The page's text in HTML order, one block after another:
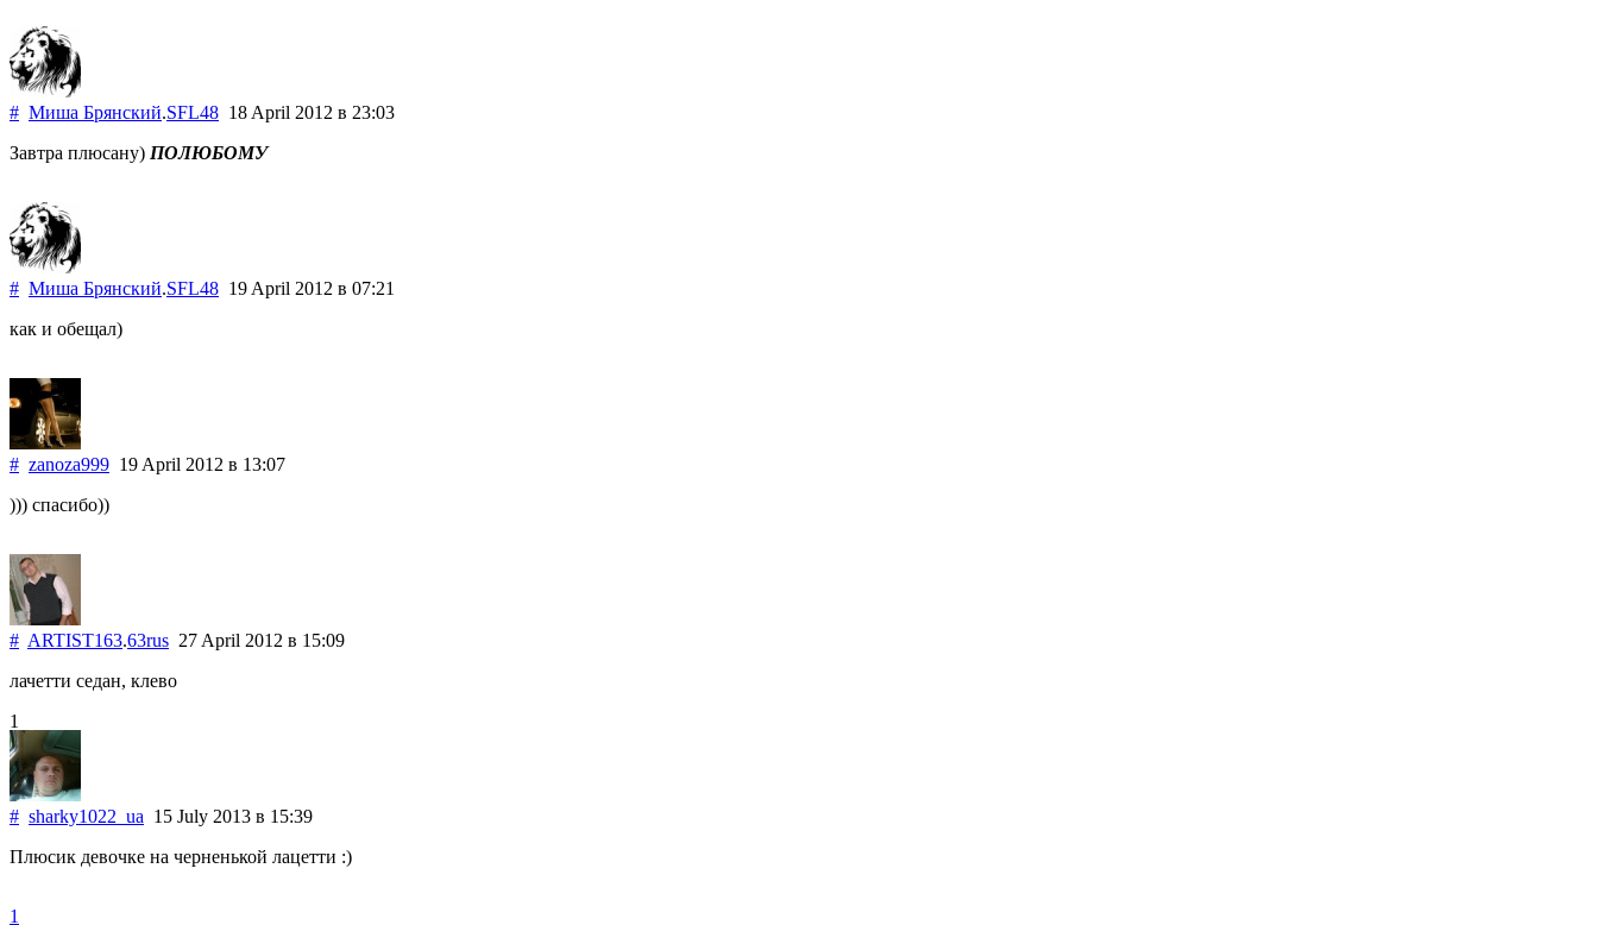
# Миша Брянский.SFL48 18 April 2012 в 23:03
Завтра плюсану) ПОЛЮБОМУ
# Миша Брянский.SFL48 19 April 2012 в 07:21
как и обещал)
# zanoza999 19 April 2012 в 13:07
))) спасибо))
# ARTIST163.63rus 27 April 2012 в 15:09
лачетти седан, клево
1
# sharky1022_ua 15 July 2013 в 15:39
Плюсик девочке на черненькой лацетти :)
1